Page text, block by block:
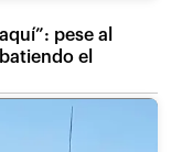
pese al
el